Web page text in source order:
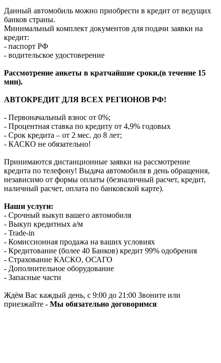
Данный автомобиль можно приобрести в кредит от ведущих
банков страны.
Минимальный комплект документов для подачи заявки на
кредит:
- паспорт РФ
- водительское удостоверение
Рассмотрение анкеты в кратчайшие сроки,(в течение 15
мин).
АВТОКРЕДИТ ДЛЯ ВСЕХ РЕГИОНОВ РФ!
- Первоначальный взнос от 0%;
- Процентная ставка по кредиту от 4,9% годовых
- Срок кредита – от 2 мес. до 8 лет;
- КАСКО не обязательно!
Принимаются дистанционные заявки на рассмотрение
кредита по телефону! Выдача автомобиля в день обращения,
независимо от формы оплаты (безналичный расчет, кредит,
наличный расчет, оплата по банковской карте).
Наши услуги:
- Срочный выкуп вашего автомобиля
- Выкуп кредитных а/м
- Trade-in
- Комиссионная продажа на ваших условиях
- Кредитование (более 40 Банков) кредит 99% одобрения
- Страхование КАСКО, ОСАГО
- Дополнительное оборудование
- Запасные части
Ждём Вас каждый день, с 9:00 до 21:00 Звоните или
приезжайте - Мы обязательно договоримся